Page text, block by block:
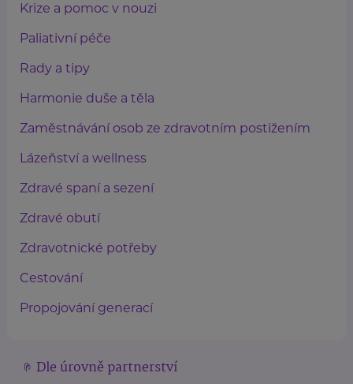
Krize a pomoc v nouzi
Paliativní péče
Rady a tipy
Harmonie duše a těla
Zaměstnávání osob ze zdravotním postižením
Lázeňství a wellness
Zdravé spaní a sezení
Zdravé obutí
Zdravotnické potřeby
Cestování
Propojování generací
Dle úrovně partnerství